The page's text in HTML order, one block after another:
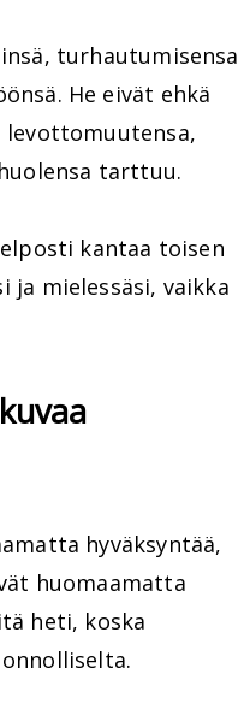
turhautumisensa
He eivät ehkä
levottomuutensa,
tarttuu.
kantaa toisen
ja mielessäsi, vaikka
hyväksyntää,
huomaamatta
heti, koska